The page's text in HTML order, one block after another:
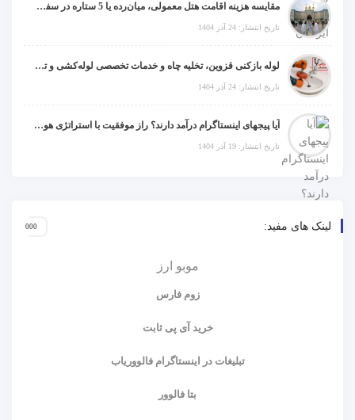
مقایسه هزینه اقامت هتل معمولی، میان‌رده یا 5 ستاره در سفر زیارتی عراق
تاریخ انتشار: 24 آذر 1404
لوله بازکنی قزوین، تخلیه چاه و خدمات تخصصی لوله‌کشی و تشخیص ترکیدگی
تاریخ انتشار: 24 آذر 1404
آیا پیجهای اینستاگرام درآمد دارند؟ راز موفقیت با استراتژی هوشمندانه
تاریخ انتشار: 19 آذر 1404
لینک های مفید:
موبو ارز
زوم فارس
خرید آی پی ثابت
تبلیغات در اینستاگرام فالووریاب
بتا فالوور